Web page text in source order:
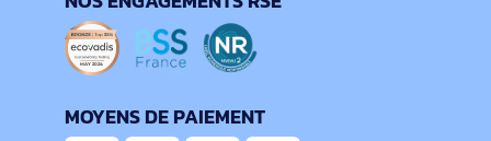
MOYENS DE PAIEMENT